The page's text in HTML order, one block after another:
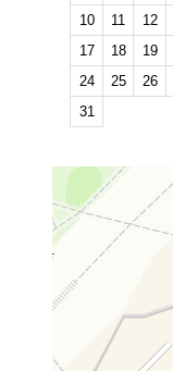
10
11 12
17
18 19
24
25 26
31